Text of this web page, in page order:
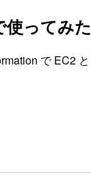
ってみた
で EC2